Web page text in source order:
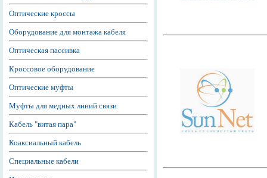
Оптические кроссы
Оборудование для монтажа кабеля
Оптическая пассивка
Кроссовое оборудование
Оптические муфты
Муфты для медных линий связи
Кабель "витая пара"
Коаксиальный кабель
Специальные кабели